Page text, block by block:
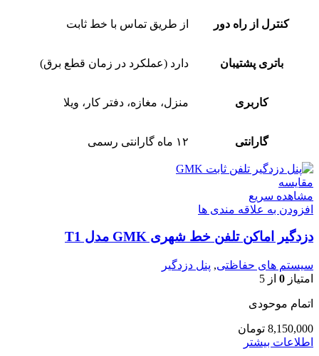
کنترل از راه دور از طریق تماس با خط ثابت
باتری پشتیبان دارد (عملکرد در زمان قطع برق)
کاربری منزل، مغازه، دفتر کار، ویلا
گارانتی ۱۲ ماه گارانتی رسمی
مقایسه
مشاهده سریع
افزودن به علاقه مندی ها
دزدگیر اماکن تلفن خط شهری GMK مدل T1
سیستم های حفاظتی, پنل دزدگیر
امتیاز 0 از 5
اتمام موحودی
8,150,000 تومان
اطلاعات بیشتر